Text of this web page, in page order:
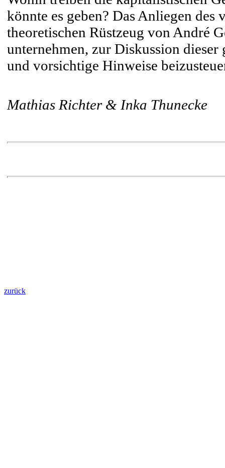
könnte es geben? Das Anliegen
theoretischen Rüstzeug von André
unternehmen, zur Diskussion
und vorsichtige Hinweise
Mathias Richter & Inka Thunecke
zurück